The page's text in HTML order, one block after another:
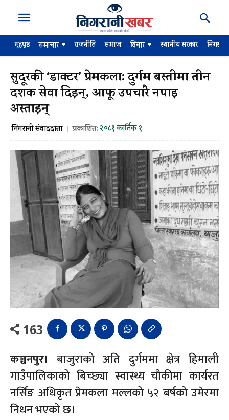
गृहपृष्ठ समाचार राजनीति समाज विचार स्थानीय सरकार
सुदूरकी ‘डाक्टर’ प्रेमकला: दुर्गम बस्तीमा तीन
दशक सेवा दिइन्, आफू उपचारै नपाइ
अस्ताइन्
निगरानी संवाददाता प्रकाशित:२०८१ कार्तिक १
163
कञ्चनपुर। बाजुराको अति दुर्गममा क्षेत्र हिमाली
गाउँपालिकाको बिच्छ्या स्वास्थ्य चौकीमा कार्यरत
नर्सिङ अधिकृत प्रेमकला मल्लको ५२ बर्षको उमेरमा
निधन भएको छ।